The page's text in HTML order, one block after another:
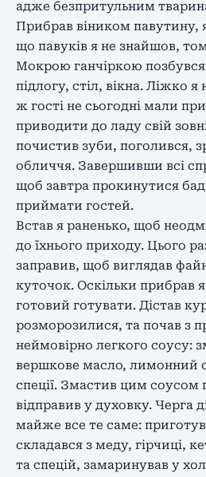
адже безпритульним
Прибрав віником павутину,
що павуків я не знайшов,
Мокрою ганчіркою
підлогу, стіл, вікна. Ліжко
ж гості не сьогодні мали
приводити до ладу свій
почистив зуби, поголився,
обличчя. Завершивши всі
щоб завтра прокинутися
приймати гостей.
Встав я раненько, щоб
до їхнього приходу. Цього
заправив, щоб виглядав
куточок. Оскільки прибрав
готовий готувати. Дістав
розморозилися, та почав з
неймовірно легкого соусу:
вершкове масло, лимонний
спеції. Змастив цим соусом
відправив у духовку. Черга
майже все те саме:
складався з меду, гірчиці,
та спецій, замаринував у